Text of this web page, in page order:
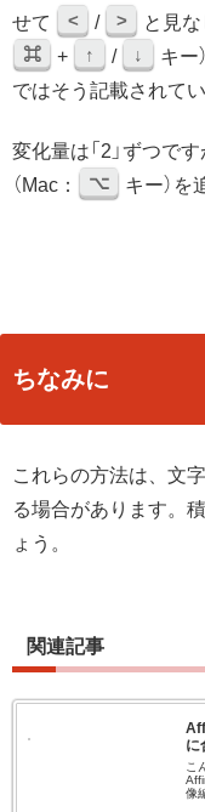
せて
< / > と見な
⌘
+ ↑ / ↓
キー
ではそう記載されてい
変化量は「2」ずつで
（Mac：
⌥ キー）を
ちなみに
これらの方法は、文
る場合があります。
ょう。
関連記事
に
こ
像